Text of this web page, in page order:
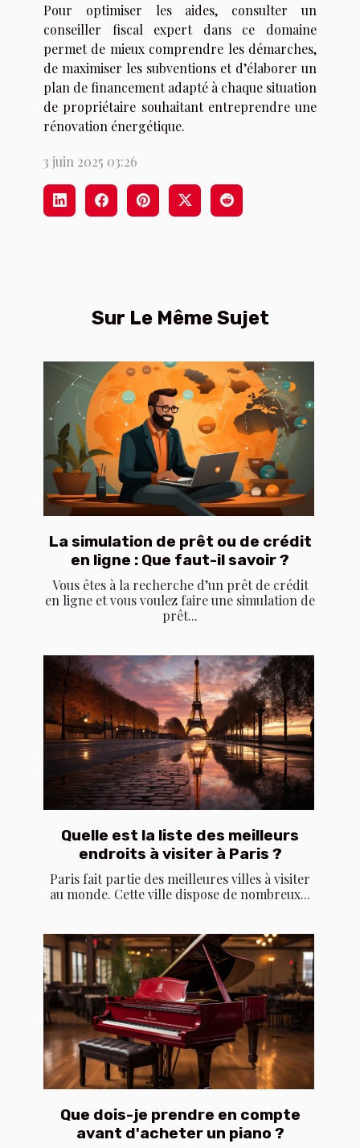
Pour optimiser les aides, consulter un
conseiller fiscal expert dans ce domaine
permet de mieux comprendre les démarches,
de maximiser les subventions et d’élaborer un
plan de financement adapté à chaque situation
de propriétaire souhaitant entreprendre une
rénovation énergétique.
3 juin 2025 03:26
Sur Le Même Sujet
La simulation de prêt ou de crédit
en ligne : Que faut-il savoir ?
Vous êtes à la recherche d’un prêt de crédit
en ligne et vous voulez faire une simulation de
prêt...
Quelle est la liste des meilleurs
endroits à visiter à Paris ?
Paris fait partie des meilleures villes à visiter
au monde. Cette ville dispose de nombreux...
Que dois-je prendre en compte
avant d'acheter un piano ?